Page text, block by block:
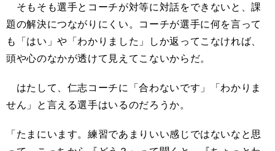
そもそも選手とコーチが対等に対話をできないと、課
題の解決につながりにくい。コーチが選手に何を言って
も「はい」や「わかりました」しか返ってこなければ、
頭や心のなかが透けて見えてこないからだ。
はたして、仁志コーチに「合わないです」「わかりま
せん」と言える選手はいるのだろうか。
「たまにいます。練習であまりいい感じではないなと思